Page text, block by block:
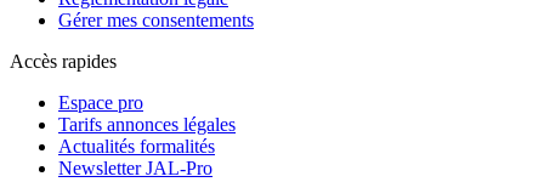
Gérer mes consentements
Accès rapides
Espace pro
Tarifs annonces légales
Actualités formalités
Newsletter JAL-Pro